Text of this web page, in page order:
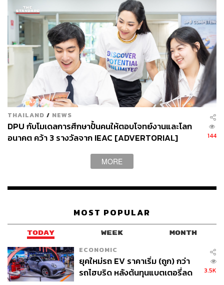
เนื่องทุกครั้งที่มีการระบาด
วิกฤตน้ำท่วม – GC สนับสนุนเรือพายพลาสติก ให้กับ
จังหวัดที่ประสบอุทกภัย จำนวน 23 จังหวัด ในภาค
ตะวันออกเฉียงเหนือ ภาคกลาง ภาคตะวันออก และ
ภาคใต้ เพื่อนำไปช่วยเหลือประชาชนที่ได้รับผลกระทบ
อย่างทันท่วงที
วิกฤตภัยแล้ง – GC ส่งมอบถังน้ำสะอาด InnoPlus ผ่าน
ความร่วมมือกับหน่วยงานภาครัฐ มูลนิธิ องค์กร
สาธารณกุศลต่างๆ รวมถึงร่วมทำกิจกรรมกับชุมชน
และลูกค้าของบริษัทฯ ให้แก่พื้นที่ประสบภัยแล้งใน
จังหวัดต่างๆ ทั่วประเทศ
วิกฤตฝุ่น PM2.5 – GC ร่วมกับมูลนิธิราชประชานุ
อากาศที่มีมลพิษและฝุ่นขนาดเล็ก PM2.5 จำนวน 4 รุ่น
เพื่อนำไปช่วยเหลือประชาชนในพื้นที่วิกฤตต่างๆ
G – Governance & Economic (ด้านบรรษัทภิบาลและ
เศรษฐกิจ)
GC สร้างความเชื่อมั่นให้นักลงทุนอย่างต่อเนื่องด้วยรางวัล
SET Sustainability Awards of Honor ต่อเนื่อง 5 ปีซ้อน ซึ่ง
สะท้อนภาพการดำเนินธุรกิจที่บูรณาการความยั่งยืนตาม
กรอบ ESG และยังได้รับรางวัลเกียรติยศ องค์กรโปร่งใส
THAILAND / NEWS
DPU กับโมเดลการศึกษาปั้นคนให้ตอบโจทย์งานและโลก
อนาคต คว้า 3 รางวัลจาก IEAC [ADVERTORIAL]
144
MORE
MOST POPULAR
TODAY WEEK MONTH
ECONOMIC
ยุคใหม่รถ EV ราคาเริ่ม (ถูก) กว่า
รถไฮบริด หลังต้นทุนแบตเตอรี่ลด
3.5K